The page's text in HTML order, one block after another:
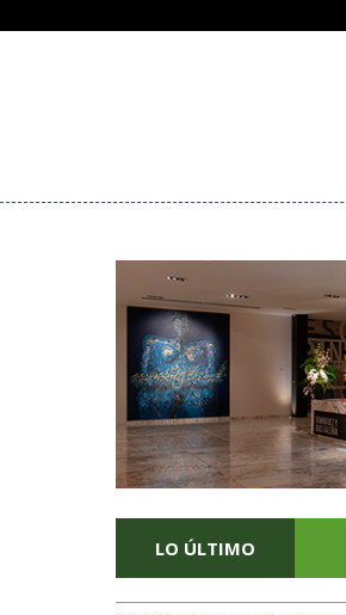
LO ÚLTIMO